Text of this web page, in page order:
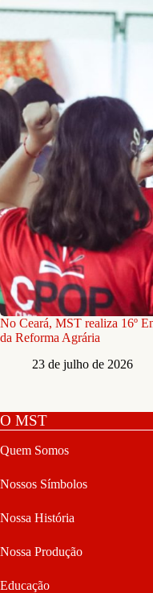
No Ceará, MST realiza 16º
da Reforma Agrária
23 de julho de 2026
O MST
Quem Somos
Nossos Símbolos
Nossa História
Nossa Produção
Educação